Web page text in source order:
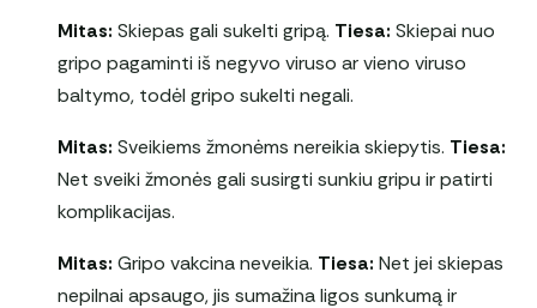
Mitas: Skiepas gali sukelti gripą. Tiesa: Skiepai nuo
gripo pagaminti iš negyvo viruso ar vieno viruso
baltymo, todėl gripo sukelti negali.
Mitas: Sveikiems žmonėms nereikia skiepytis. Tiesa:
Net sveiki žmonės gali susirgti sunkiu gripu ir patirti
komplikacijas.
Mitas: Gripo vakcina neveikia. Tiesa: Net jei skiepas
nepilnai apsaugo, jis sumažina ligos sunkumą ir